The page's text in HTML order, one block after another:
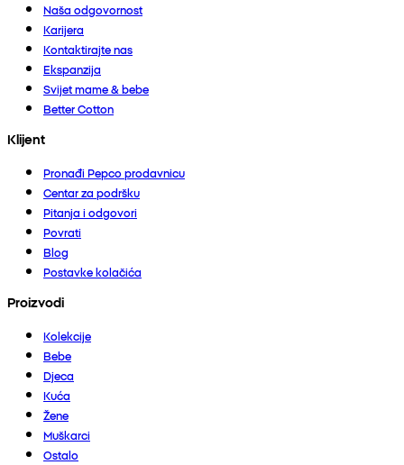
Naša odgovornost
Karijera
Kontaktirajte nas
Ekspanzija
Svijet mame & bebe
Better Cotton
Klijent
Pronađi Pepco prodavnicu
Centar za podršku
Pitanja i odgovori
Povrati
Blog
Postavke kolačića
Proizvodi
Kolekcije
Bebe
Djeca
Kuća
Žene
Muškarci
Ostalo